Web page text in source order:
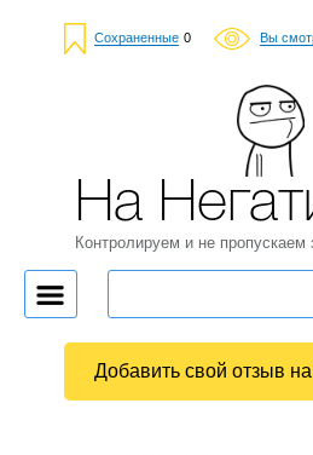
Сохраненные 0 Вы
На
Контролируем и не пропускаем
Добавить свой отзыв